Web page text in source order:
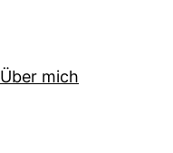
Über mich